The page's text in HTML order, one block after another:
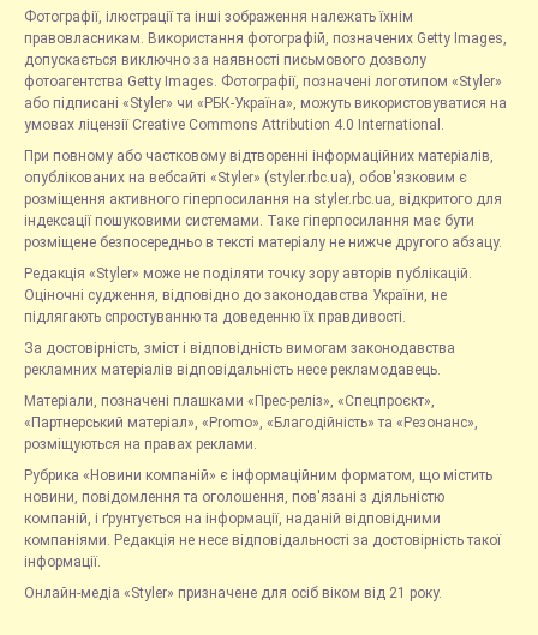
Фотографії, ілюстрації та інші зображення належать їхнім
правовласникам. Використання фотографій, позначених Getty Images,
допускається виключно за наявності письмового дозволу
фотоагентства Getty Images. Фотографії, позначені логотипом «Styler»
або підписані «Styler» чи «РБК-Україна», можуть використовуватися на
умовах ліцензії Creative Commons Attribution 4.0 International.
При повному або частковому відтворенні інформаційних матеріалів,
опублікованих на вебсайті «Styler» (styler.rbc.ua), обов'язковим є
розміщення активного гіперпосилання на styler.rbc.ua, відкритого для
індексації пошуковими системами. Таке гіперпосилання має бути
розміщене безпосередньо в тексті матеріалу не нижче другого абзацу.
Редакція «Styler» може не поділяти точку зору авторів публікацій.
Оціночні судження, відповідно до законодавства України, не
підлягають спростуванню та доведенню їх правдивості.
За достовірність, зміст і відповідність вимогам законодавства
рекламних матеріалів відповідальність несе рекламодавець.
Матеріали, позначені плашками «Прес-реліз», «Спецпроєкт»,
«Партнерський матеріал», «Promo», «Благодійність» та «Резонанс»,
розміщуються на правах реклами.
Рубрика «Новини компаній» є інформаційним форматом, що містить
новини, повідомлення та оголошення, пов'язані з діяльністю
компаній, і ґрунтується на інформації, наданій відповідними
компаніями. Редакція не несе відповідальності за достовірність такої
інформації.
Онлайн-медіа «Styler» призначене для осіб віком від 21 року.